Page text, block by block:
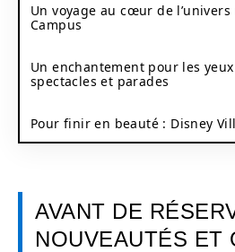
Un voyage au cœur de
Campus
Un enchantement pour les
spectacles et parades
Pour finir en beauté : Disney
AVANT DE
NOUVEAUTÉS ET